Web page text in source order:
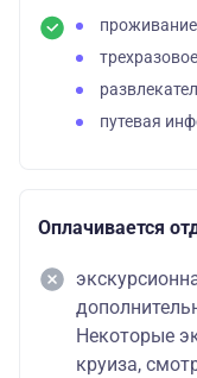
путевая
Оплачивается
Некоторые
круиза,